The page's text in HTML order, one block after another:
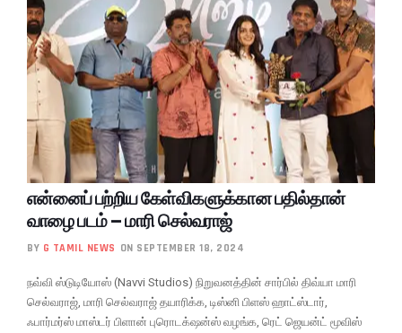
என்னைப் பற்றிய கேள்விகளுக்கான பதில்தான்
வாழை படம் – மாரி செல்வராஜ்
BY G TAMIL NEWS ON SEPTEMBER 18, 2024
நவ்வி ஸ்டுடியோஸ் (Navvi Studios) நிறுவனத்தின் சார்பில் திவ்யா மாரி
செல்வராஜ், மாரி செல்வராஜ் தயாரிக்க, டிஸ்னி பிளஸ் ஹாட்ஸ்டார்,
ஃபார்மர்ஸ் மாஸ்டர் பிளான் புரொடக்‌ஷன்ஸ் வழங்க, ரெட் ஜெயன்ட் மூவிஸ்